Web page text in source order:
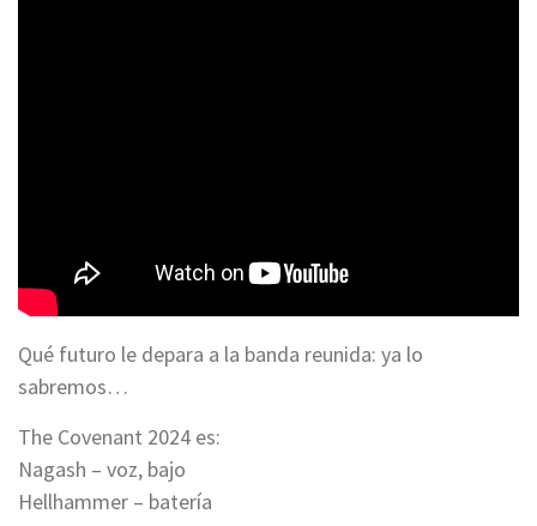
Qué futuro le depara a la banda reunida: ya lo
sabremos…
The Covenant 2024 es:
Nagash – voz, bajo
Hellhammer – batería